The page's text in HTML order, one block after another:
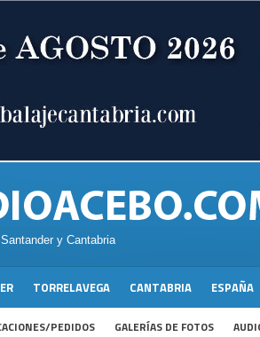
y Cantabria
TORRELAVEGA CANTABRIA ESPAÑA
PEDIDOS GALERÍAS DE FOTOS